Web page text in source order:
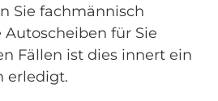
Sie fachmännisch
für Sie
Fällen ist dies innert ein
erledigt.